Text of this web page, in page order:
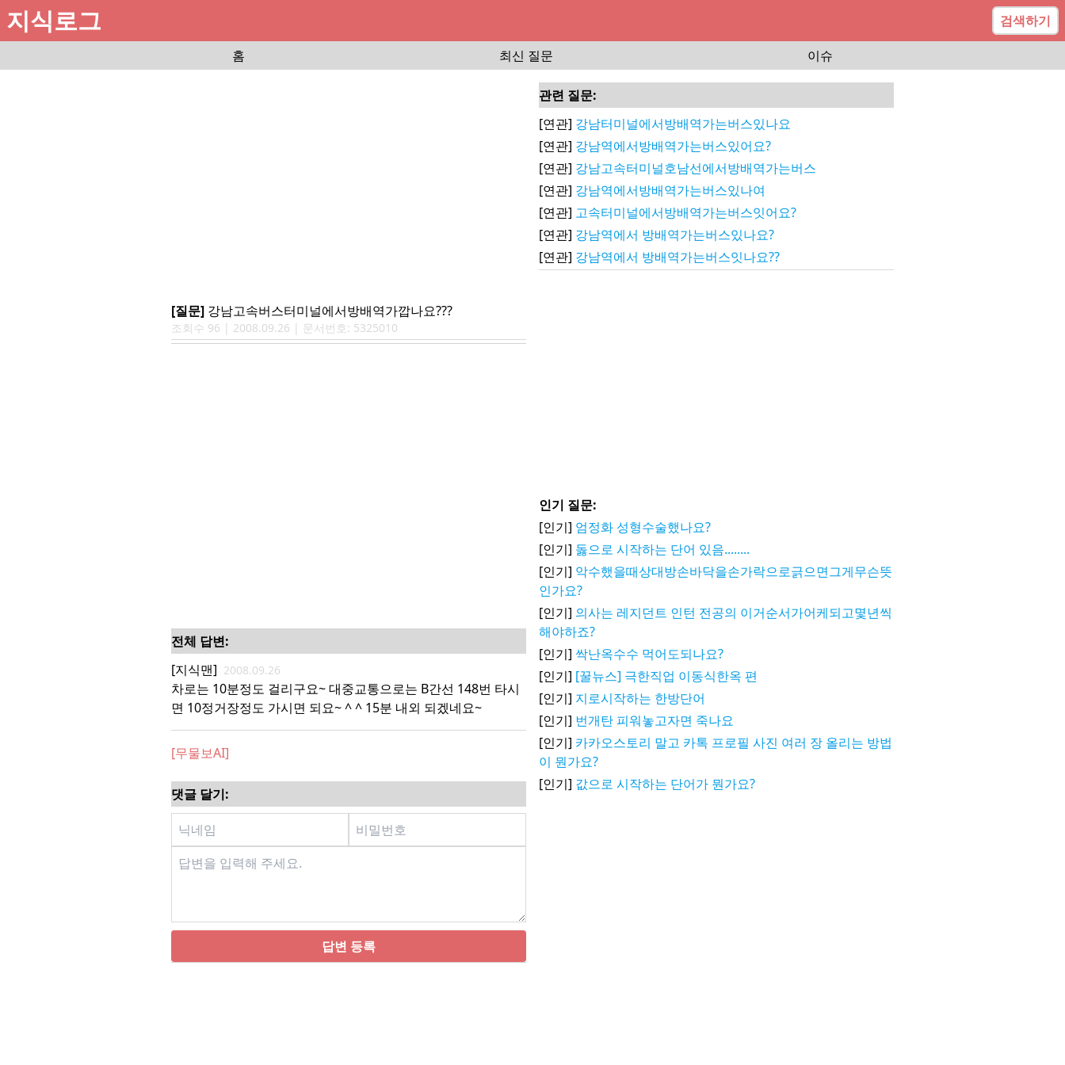
지식로그
검색하기
홈
최신 질문 이슈
[질문] 강남고속버스터미널에서방배역가깝나요???
조회수 96 | 2008.09.26 | 문서번호: 5325010
전체 답변:
[지식맨] 2008.09.26
차로는 10분정도 걸리구요~ 대중교통으로는 B간선 148번 타시
면 10정거장정도 가시면 되요~ ^ ^ 15분 내외 되겠네요~
[무물보AI]
댓글 달기:
답변 등록
관련 질문:
[연관] 강남터미널에서방배역가는버스있나요
[연관] 강남역에서방배역가는버스있어요?
[연관] 강남고속터미널호남선에서방배역가는버스
[연관] 강남역에서방배역가는버스있나여
[연관] 고속터미널에서방배역가는버스잇어요?
[연관] 강남역에서 방배역가는버스있나요?
[연관] 강남역에서 방배역가는버스잇나요??
인기 질문:
[인기] 엄정화 성형수술했나요?
[인기] 돓으로 시작하는 단어 있음........
[인기] 악수했을때상대방손바닥을손가락으로긁으면그게무슨뜻
인가요?
[인기] 의사는 레지던트 인턴 전공의 이거순서가어케되고몇년씩
해야하죠?
[인기] 싹난옥수수 먹어도되나요?
[인기] [꿀뉴스] 극한직업 이동식한옥 편
[인기] 지로시작하는 한방단어
[인기] 번개탄 피워놓고자면 죽나요
[인기] 카카오스토리 말고 카톡 프로필 사진 여러 장 올리는 방법
이 뭔가요?
[인기] 값으로 시작하는 단어가 뭔가요?